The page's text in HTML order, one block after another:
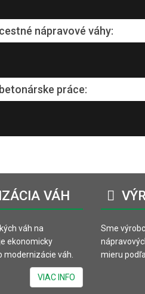
nápravové váhy:
práce:
VÁH
váh na
ekonomicky
modernizácie váh.
VIAC INFO
Sme
mieru